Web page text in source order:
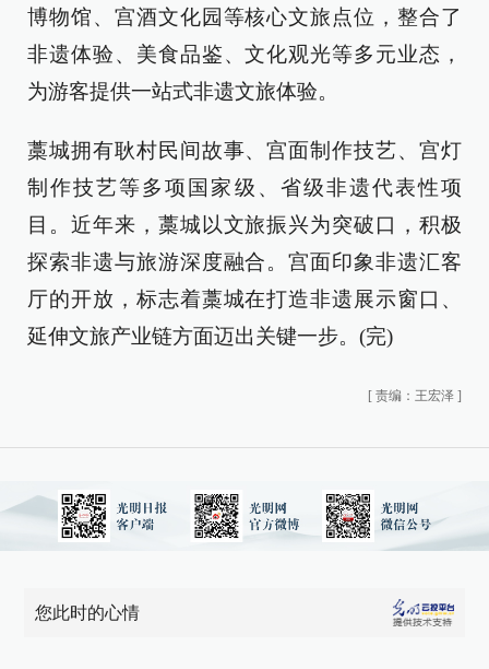
博物馆、宫酒文化园等核心文旅点位，整合了
非遗体验、美食品鉴、文化观光等多元业态，
为游客提供一站式非遗文旅体验。
藁城拥有耿村民间故事、宫面制作技艺、宫灯
制作技艺等多项国家级、省级非遗代表性项
目。近年来，藁城以文旅振兴为突破口，积极
探索非遗与旅游深度融合。宫面印象非遗汇客
厅的开放，标志着藁城在打造非遗展示窗口、
延伸文旅产业链方面迈出关键一步。(完)
[ 责编：王宏泽 ]
您此时的心情